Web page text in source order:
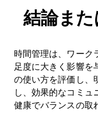
結論ま
時間管理は、ワーク
足度に大きく影響を
の使い方を評価し、
し、効果的なコミュ
健康でバランスの取